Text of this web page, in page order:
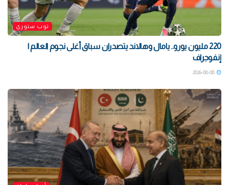
توب ستوري
220 مليون يورو.. يامال وهالاند يتصدران سباق أغلى نجوم العالم |
إنفوجراف